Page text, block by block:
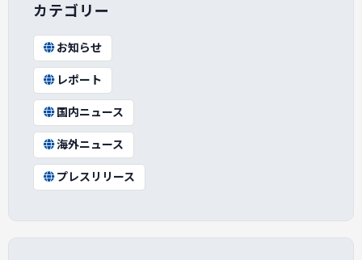
カテゴリー
お知らせ
レポート
国内ニュース
海外ニュース
プレスリリース